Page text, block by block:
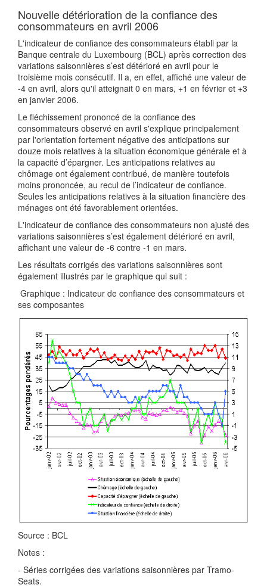
Nouvelle détérioration de la confiance des
consommateurs en avril 2006
L'indicateur de confiance des consommateurs établi par la
Banque centrale du Luxembourg (BCL) après correction des
variations saisonnières s’est détérioré en avril pour le
troisième mois consécutif. Il a, en effet, affiché une valeur de
-4 en avril, alors qu'il atteignait 0 en mars, +1 en février et +3
en janvier 2006.
Le fléchissement prononcé de la confiance des
consommateurs observé en avril s'explique principalement
par l'orientation fortement négative des anticipations sur
douze mois relatives à la situation économique générale et à
la capacité d’épargner. Les anticipations relatives au
chômage ont également contribué, de manière toutefois
moins prononcée, au recul de l’indicateur de confiance.
Seules les anticipations relatives à la situation financière des
ménages ont été favorablement orientées.
L'indicateur de confiance des consommateurs non ajusté des
variations saisonnières s’est également détérioré en avril,
affichant une valeur de -6 contre -1 en mars.
Les résultats corrigés des variations saisonnières sont
également illustrés par le graphique qui suit :
Graphique : Indicateur de confiance des consommateurs et
ses composantes
Source : BCL
Notes :
- Séries corrigées des variations saisonnières par Tramo-
Seats.